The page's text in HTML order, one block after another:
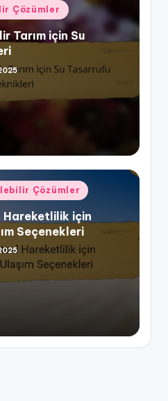
Çözümler
Tarım için Su
Çözümler
Hareketlilik için
Seçenekleri